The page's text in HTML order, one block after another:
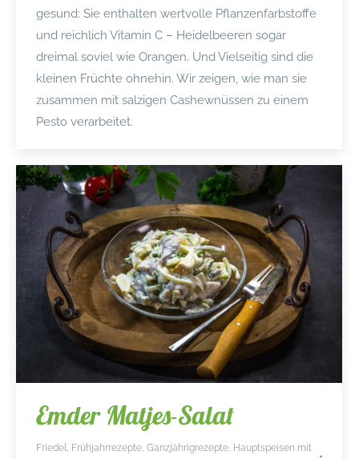
gesund: Sie enthalten wertvolle Pflanzenfarbstoffe
und reichlich Vitamin C – Heidelbeeren sogar
dreimal soviel wie Orangen. Und Vielseitig sind die
kleinen Früchte ohnehin. Wir zeigen, wie man sie
zusammen mit salzigen Cashewnüssen zu einem
Pesto verarbeitet.
Emder Matjes-Salat
Friedel Frühjahrrezepte Ganzjährigrezepte Hauptspeisen mit